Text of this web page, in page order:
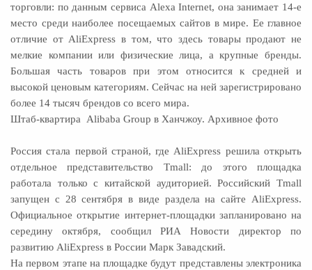
торговли: по данным сервиса Alexa Internet, она занимает 14-е
место среди наиболее посещаемых сайтов в мире. Ее главное
отличие от AliExpress в том, что здесь товары продают не
мелкие компании или физические лица, а крупные бренды.
Большая часть товаров при этом относится к средней и
высокой ценовым категориям. Сейчас на ней зарегистрировано
более 14 тысяч брендов со всего мира.
Штаб-квартира Alibaba Group в Ханчжоу. Архивное фото
Россия стала первой страной, где AliExpress решила открыть
отдельное представительство Tmall: до этого площадка
работала только с китайской аудиторией. Российский Tmall
запущен с 28 сентября в виде раздела на сайте AliExpress.
Официальное открытие интернет-площадки запланировано на
середину октября, сообщил РИА Новости директор по
развитию AliExpress в России Марк Завадский.
На первом этапе на площадке будут представлены электроника